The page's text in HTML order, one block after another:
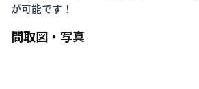
が可能です！
間取図・写真